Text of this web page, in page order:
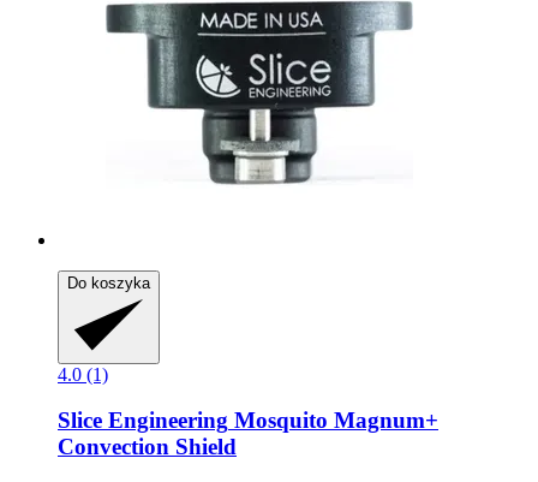
Do koszyka
4.0 (1)
Slice Engineering Mosquito Magnum+
Convection Shield